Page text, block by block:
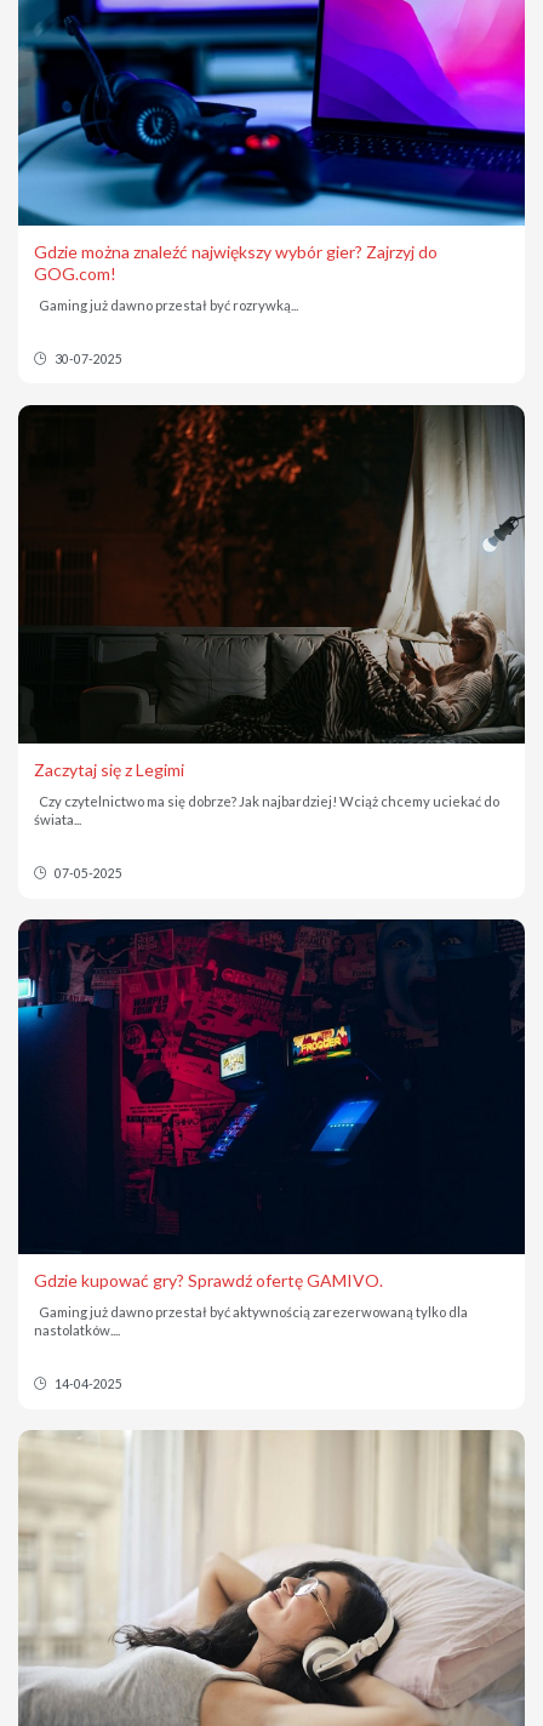
Gdzie można znaleźć największy wybór gier? Zajrzyj do
GOG.com!
Gaming już dawno przestał być rozrywką...
30-07-2025
Zaczytaj się z Legimi
Czy czytelnictwo ma się dobrze? Jak najbardziej! Wciąż chcemy uciekać do
świata...
07-05-2025
Gdzie kupować gry? Sprawdź ofertę GAMIVO.
Gaming już dawno przestał być aktywnością zarezerwowaną tylko dla
nastolatków....
14-04-2025